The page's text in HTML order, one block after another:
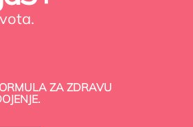
ZA ZDRAVU